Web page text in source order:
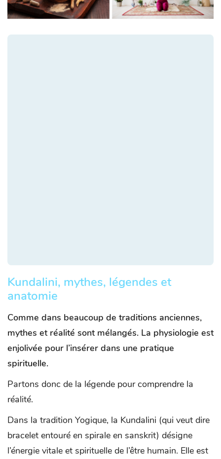
Kundalini, mythes, légendes et
anatomie
Comme dans beaucoup de traditions anciennes,
mythes et réalité sont mélangés. La physiologie est
enjolivée pour l’insérer dans une pratique
spirituelle.
Partons donc de la légende pour comprendre la
réalité.
Dans la tradition Yogique, la Kundalini (qui veut dire
bracelet entouré en spirale en sanskrit) désigne
l’énergie vitale et spirituelle de l’être humain. Elle est